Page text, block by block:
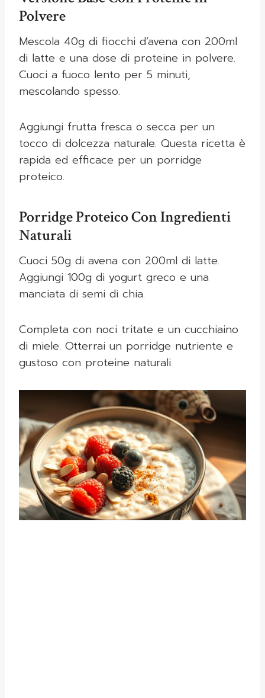
Polvere
Mescola 40g di fiocchi d’avena con 200ml
di latte e una dose di proteine in polvere.
Cuoci a fuoco lento per 5 minuti,
mescolando spesso.
Aggiungi frutta fresca o secca per un
tocco di dolcezza naturale. Questa ricetta è
rapida ed efficace per un porridge
proteico.
Porridge Proteico Con Ingredienti
Naturali
Cuoci 50g di avena con 200ml di latte.
Aggiungi 100g di yogurt greco e una
manciata di semi di chia.
Completa con noci tritate e un cucchiaino
di miele. Otterrai un porridge nutriente e
gustoso con proteine naturali.